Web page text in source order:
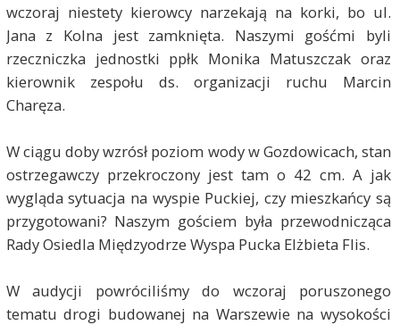
wczoraj niestety kierowcy narzekają na korki, bo ul.
Jana z Kolna jest zamknięta. Naszymi gośćmi byli
rzeczniczka jednostki ppłk Monika Matuszczak oraz
kierownik zespołu ds. organizacji ruchu Marcin
Charęza.
W ciągu doby wzrósł poziom wody w Gozdowicach, stan
ostrzegawczy przekroczony jest tam o 42 cm. A jak
wygląda sytuacja na wyspie Puckiej, czy mieszkańcy są
przygotowani? Naszym gościem była przewodnicząca
Rady Osiedla Międzyodrze Wyspa Pucka Elżbieta Flis.
W audycji powróciliśmy do wczoraj poruszonego
tematu drogi budowanej na Warszewie na wysokości